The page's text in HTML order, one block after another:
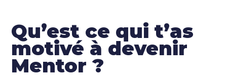
Qu’est ce qui t’as
motivé à devenir
Mentor ?